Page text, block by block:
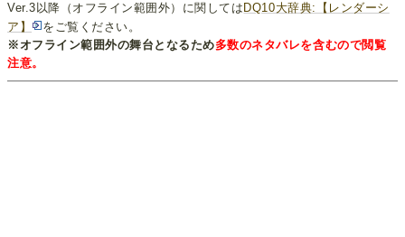
Ver.3以降（オフライン範囲外）に関しては DQ10大辞典:【レンダーシ
ア】
をご覧ください。
※オフライン範囲外の舞台となるため多数のネタバレを含むので閲覧
注意。